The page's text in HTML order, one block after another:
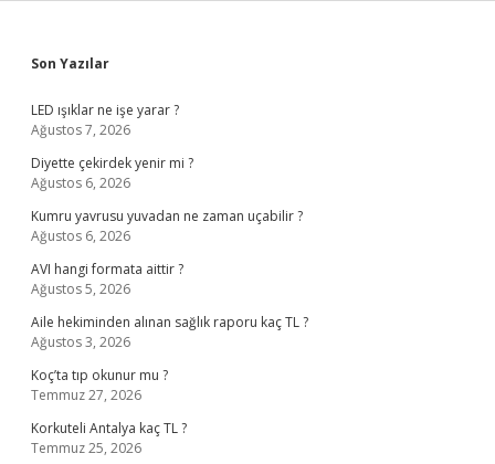
Sidebar
Son Yazılar
LED ışıklar ne işe yarar ?
Ağustos 7, 2026
Diyette çekirdek yenir mi ?
Ağustos 6, 2026
Kumru yavrusu yuvadan ne zaman uçabilir ?
Ağustos 6, 2026
AVI hangi formata aittir ?
Ağustos 5, 2026
Aile hekiminden alınan sağlık raporu kaç TL ?
Ağustos 3, 2026
Koç’ta tıp okunur mu ?
Temmuz 27, 2026
Korkuteli Antalya kaç TL ?
Temmuz 25, 2026